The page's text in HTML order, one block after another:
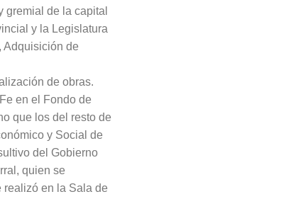
gremial de la capital
y la Legislatura
Adquisición de
de obras.
en el Fondo de
que los del resto de
y Social de
del Gobierno
quien se
realizó en la Sala de